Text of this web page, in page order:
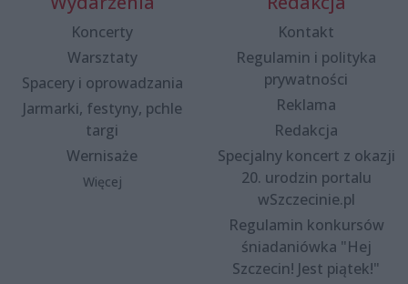
Koncerty
Warsztaty
Spacery i oprowadzania
Jarmarki, festyny, pchle
targi
Wernisaże
Więcej
Kontakt
Regulamin i polityka
prywatności
Reklama
Redakcja
Specjalny koncert z okazji
20. urodzin portalu
wSzczecinie.pl
Regulamin konkursów
śniadaniówka "Hej
Szczecin! Jest piątek!"